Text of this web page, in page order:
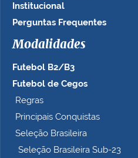
a
n
o
o
m
e
t
Institucional
Perguntas Frequentes
Modalidades
Futebol B2/B3
Futebol de Cegos
Regras
Principais Conquistas
Seleção Brasileira
Seleção Brasileira Sub-23